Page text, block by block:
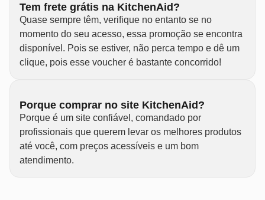
Tem frete grátis na KitchenAid?
Quase sempre têm, verifique no entanto se no
momento do seu acesso, essa promoção se encontra
disponível. Pois se estiver, não perca tempo e dê um
clique, pois esse voucher é bastante concorrido!
Porque comprar no site KitchenAid?
Porque é um site confiável, comandado por
profissionais que querem levar os melhores produtos
até você, com preços acessíveis e um bom
atendimento.